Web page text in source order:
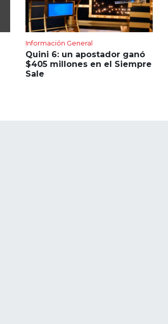
Información General
Quini 6: un apostador ganó
$405 millones en el Siempre
Sale